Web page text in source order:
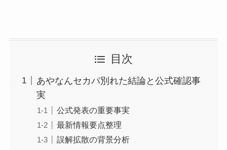
目次
あやなんセカパ別れた結論と公式確認事
実
公式発表の重要事実
最新情報要点整理
誤解拡散の背景分析